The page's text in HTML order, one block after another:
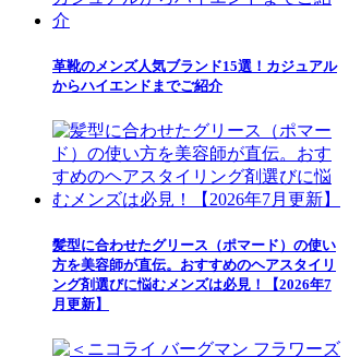
革靴のメンズ人気ブランド15選！カジュアル
からハイエンドまでご紹介
髪型に合わせたグリース（ポマード）の使い
方を美容師が直伝。おすすめのヘアスタイリ
ング剤選びに悩むメンズは必見！【2026年7
月更新】